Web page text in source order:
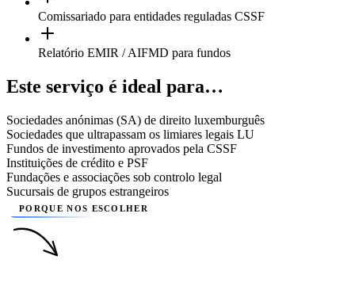
Comissariado para entidades reguladas CSSF
Relatório EMIR / AIFMD para fundos
Este serviço é ideal para…
Sociedades anónimas (SA) de direito luxemburguês
Sociedades que ultrapassam os limiares legais LU
Fundos de investimento aprovados pela CSSF
Instituições de crédito e PSF
Fundações e associações sob controlo legal
Sucursais de grupos estrangeiros
PORQUE NOS ESCOLHER